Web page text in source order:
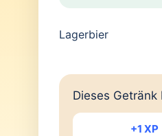
Lagerbier
Dieses
+1 XP